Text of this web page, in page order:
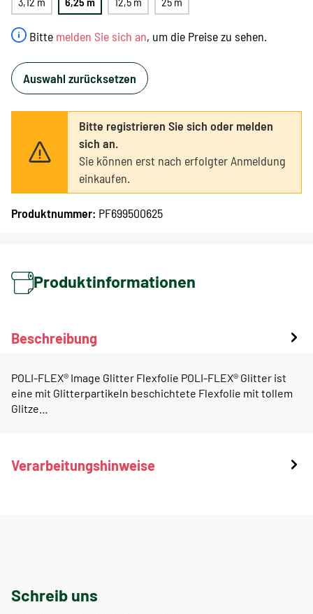
Bitte melden Sie sich an, um die Preise zu sehen.
Auswahl zurücksetzen
Bitte registrieren Sie sich oder melden
sich an.
Sie können erst nach erfolgter Anmeldung
einkaufen.
Produktnummer: PF699500625
Produktinformationen
Beschreibung
POLI-FLEX® Image Glitter Flexfolie POLI-FLEX® Glitter ist
eine mit Glitterpartikeln beschichtete Flexfolie mit tollem
Glitze…
Verarbeitungshinweise
Schreib uns